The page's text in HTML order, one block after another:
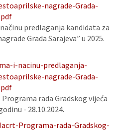
nagrade-Grada-
predlaganja kandidata za
Grada Sarajeva” u 2025.
i-nacinu-predlaganja-
nagrade-Grada-
rada Gradskog vijeća
- 28.10.2024.
Programa-rada-Gradskog-